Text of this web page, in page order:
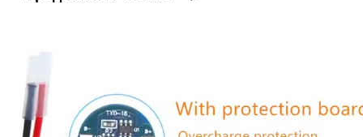
Литиевый